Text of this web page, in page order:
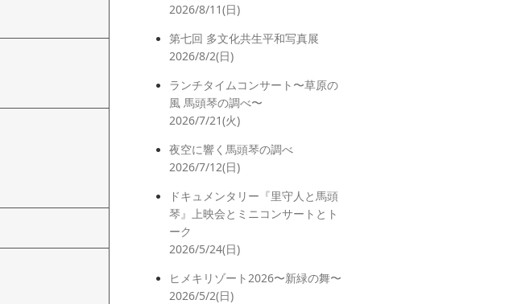
2026/8/11(日)
第七回 多文化共生平和写真展
2026/8/2(日)
ランチタイムコンサート〜草原の
風 馬頭琴の調べ〜
2026/7/21(火)
夜空に響く馬頭琴の調べ
2026/7/12(日)
ドキュメンタリー『里守人と馬頭
琴』上映会とミニコンサートとト
ーク
2026/5/24(日)
ヒメキリゾート2026〜新緑の舞〜
2026/5/2(日)